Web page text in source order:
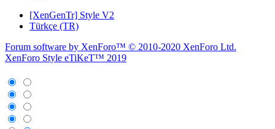
[XenGenTr] Style V2
Türkçe (TR)
Forum software by XenForo™ © 2010-2020 XenForo Ltd.
XenForo Style eTiKeT™ 2019